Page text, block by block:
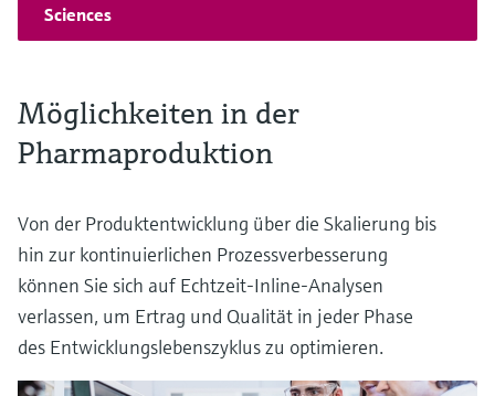
Sciences
Möglichkeiten in der
Pharmaproduktion
Von der Produktentwicklung über die Skalierung bis
hin zur kontinuierlichen Prozessverbesserung
können Sie sich auf Echtzeit-Inline-Analysen
verlassen, um Ertrag und Qualität in jeder Phase
des Entwicklungslebenszyklus zu optimieren.